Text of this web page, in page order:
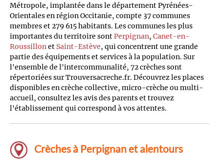
Métropole, implantée dans le département Pyrénées-
Orientales en région Occitanie, compte 37 communes
membres et 279 615 habitants. Les communes les plus
importantes du territoire sontPerpignan, Canet-en-
Roussillon et Saint-Estève, qui concentrent une grande
partie des équipements et services à la population. Sur
l'ensemble de l'intercommunalité, 72 crèches sont
répertoriées sur Trouversacreche.fr. Découvrez les places
disponibles en crèche collective, micro-crèche ou multi-
accueil, consultez les avis des parents et trouvez
l'établissement qui correspond à vos attentes.
Crèches à Perpignan et alentours